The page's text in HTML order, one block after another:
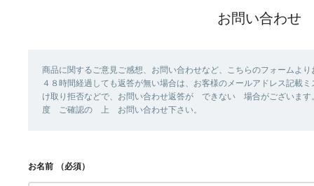
お問い合わせ
商品に関するご意見ご感想、お問い合わせなど、こちらのフォームよ
４８時間経過しても返答が無い場合は、お客様のメールアドレス記
け取り拒否などで、お問い合わせ返答が できない 場合がございま
度 ご確認の 上 お問い合わせ下さい。
お名前 （必須）